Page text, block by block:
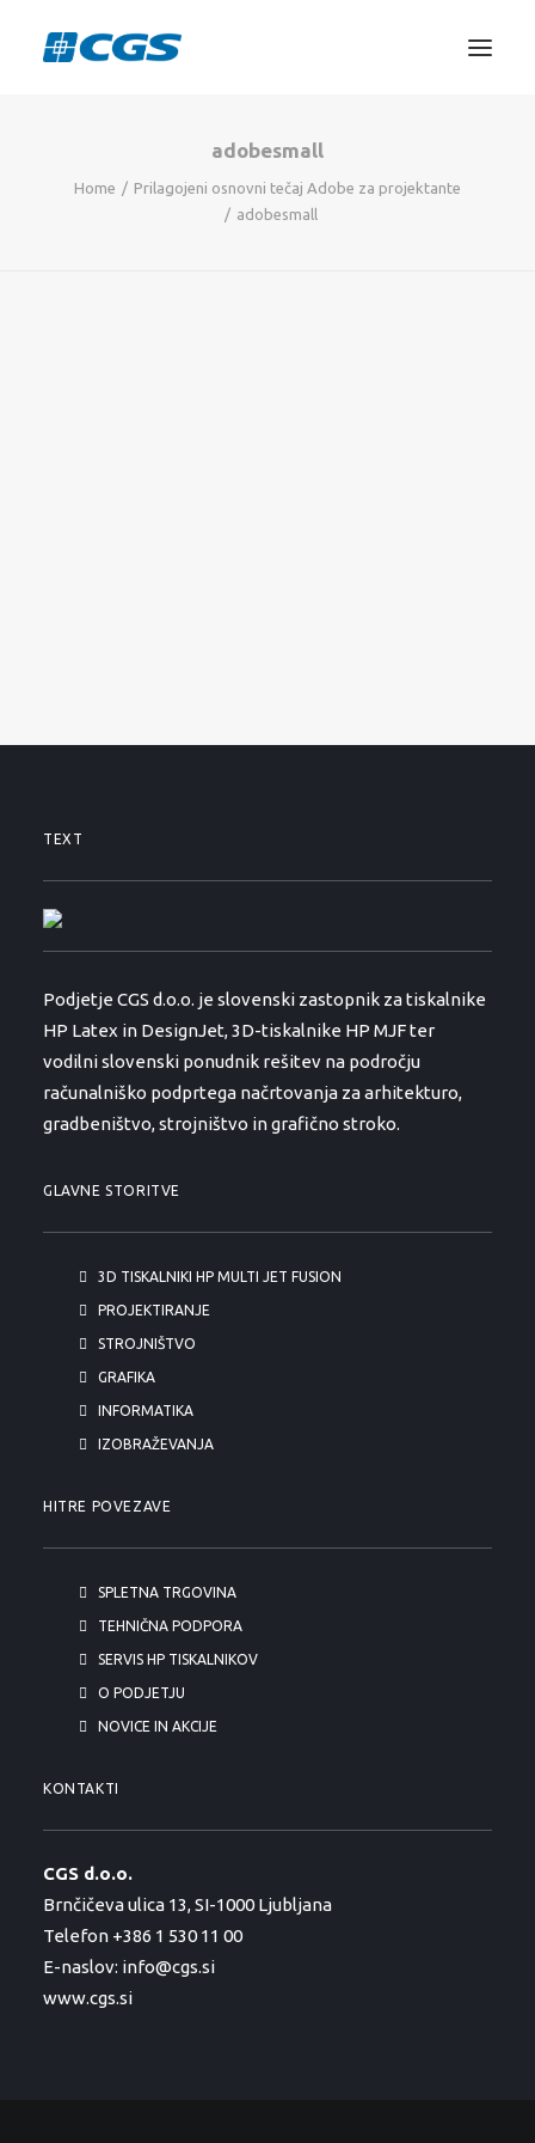
PROJEKTIRANJE
adobesmall
Home
Prilagojeni osnovni tečaj Adobe za projektante
adobesmall
TEXT
Podjetje CGS d.o.o. je slovenski zastopnik za tiskalnike
HP Latex in DesignJet, 3D-tiskalnike HP MJF ter
vodilni slovenski ponudnik rešitev na področju
računalniško podprtega načrtovanja za arhitekturo,
gradbeništvo, strojništvo in grafično stroko.
GLAVNE STORITVE
3D TISKALNIKI HP MULTI JET FUSION
PROJEKTIRANJE
STROJNIŠTVO
GRAFIKA
INFORMATIKA
IZOBRAŽEVANJA
HITRE POVEZAVE
SPLETNA TRGOVINA
TEHNIČNA PODPORA
SERVIS HP TISKALNIKOV
O PODJETJU
NOVICE IN AKCIJE
KONTAKTI
CGS d.o.o.
Brnčičeva ulica 13, SI-1000 Ljubljana
Telefon +386 1 530 11 00
E-naslov: info@cgs.si
www.cgs.si